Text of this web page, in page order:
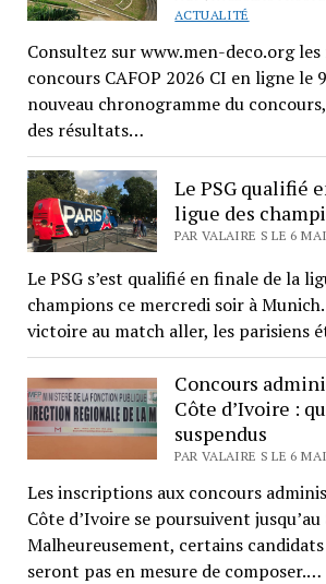
ACTUALITÉ
Consultez sur www.men-deco.org
concours CAFOP 2026 CI en ligne le
nouveau chronogramme du
des résultats…
Le PSG qualifié
ligue des
PAR VALAIRE S LE 6
Le PSG s’est qualifié en finale de la
champions ce mercredi soir à
victoire au match aller, les parisiens
Concours
Côte d’Ivoire :
suspendus
PAR VALAIRE S LE 6
Les inscriptions aux concours
Côte d’Ivoire se poursuivent jusqu’au
Malheureusement, certains
seront pas en mesure de composer.…